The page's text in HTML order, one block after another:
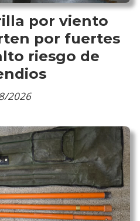
por viento
por fuertes
riesgo de
2026